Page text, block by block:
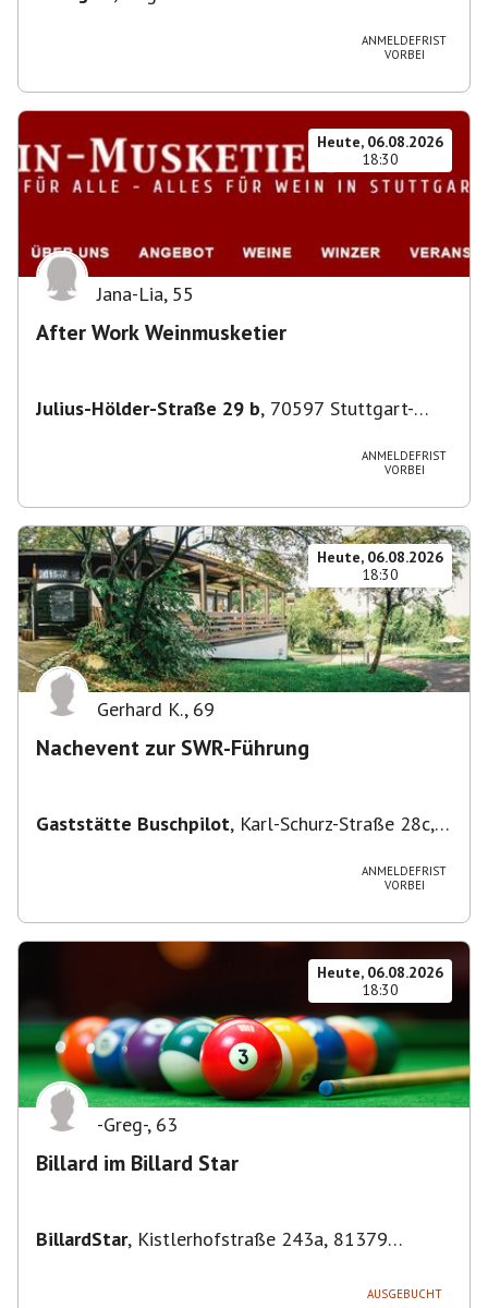
ANMELDEFRIST
VORBEI
Heute, 06.08.2026
18:30
Jana-Lia, 55
After Work Weinmusketier
Julius-Hölder-Straße 29 b, 70597 Stuttgart-
ANMELDEFRIST
VORBEI
Heute, 06.08.2026
18:30
Gerhard K., 69
Nachevent zur SWR-Führung
Gaststätte Buschpilot, Karl-Schurz-Straße 28c,
ANMELDEFRIST
VORBEI
Heute, 06.08.2026
18:30
-Greg-, 63
Billard im Billard Star
BillardStar, Kistlerhofstraße 243a, 81379
AUSGEBUCHT